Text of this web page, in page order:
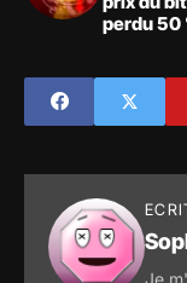
perdu 50
poursuit
Je